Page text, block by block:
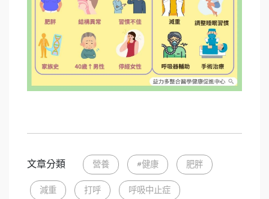
文章分類 營養 #健康 肥胖
減重 打呼 呼吸中止症